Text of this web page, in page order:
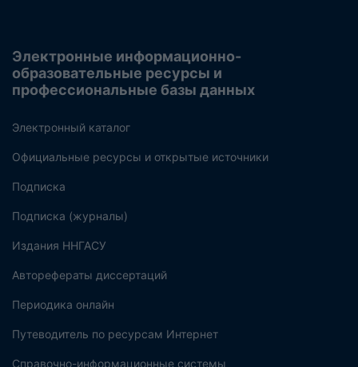
Электронные информационно-
образовательные ресурсы и
профессиональные базы данных
Электронный каталог
Официальные ресурсы и открытые источники
Подписка
Подписка (журналы)
Издания ННГАСУ
Авторефераты диссертаций
Периодика онлайн
Путеводитель по ресурсам Интернет
Справочно-информационные системы